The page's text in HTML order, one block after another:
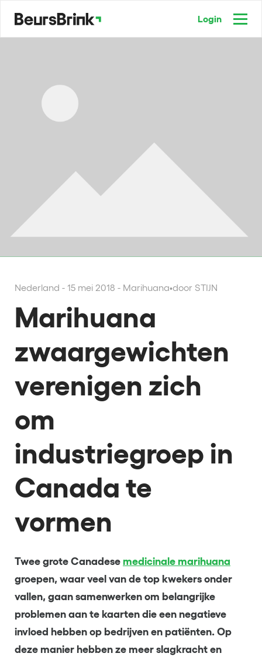
Login
Nederland - 15 mei 2018 - Marihuana•door STIJN
Marihuana
zwaargewichten
verenigen zich
om
industriegroep in
Canada te
vormen
Twee grote Canadese medicinale marihuana
groepen, waar veel van de top kwekers onder
vallen, gaan samenwerken om belangrijke
problemen aan te kaarten die een negatieve
invloed hebben op bedrijven en patiënten. Op
deze manier hebben ze meer slagkracht en